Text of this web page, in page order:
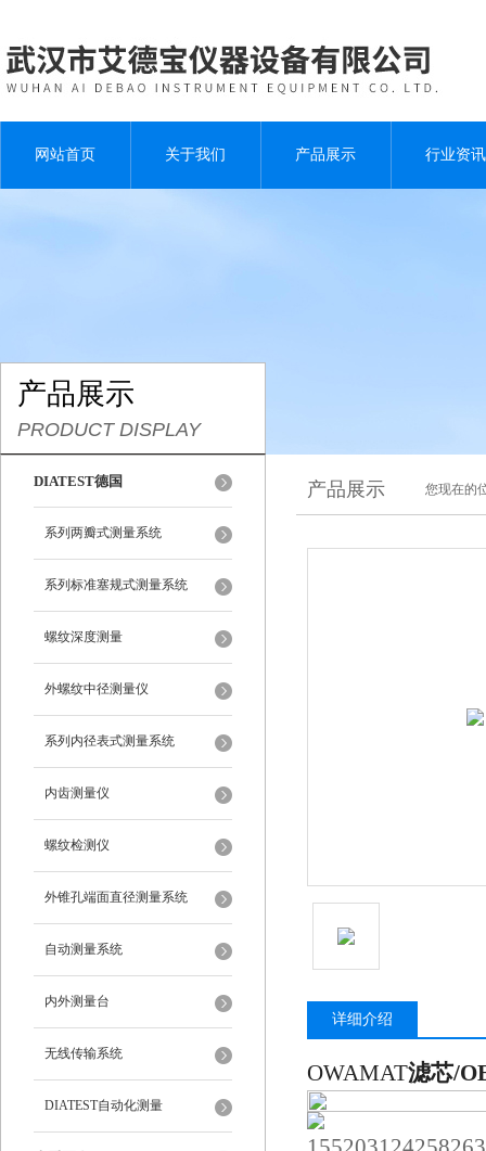
网站首页 关于我们 产品展示 行业资讯
产品展示
PRODUCT DISPLAY
DIATEST德国
系列两瓣式测量系统
系列标准塞规式测量系统
螺纹深度测量
外螺纹中径测量仪
系列内径表式测量系统
内齿测量仪
螺纹检测仪
外锥孔端面直径测量系统
自动测量系统
内外测量台
无线传输系统
DIATEST自动化测量
产品展示 您现在的
详细介绍
OWAMAT滤芯/